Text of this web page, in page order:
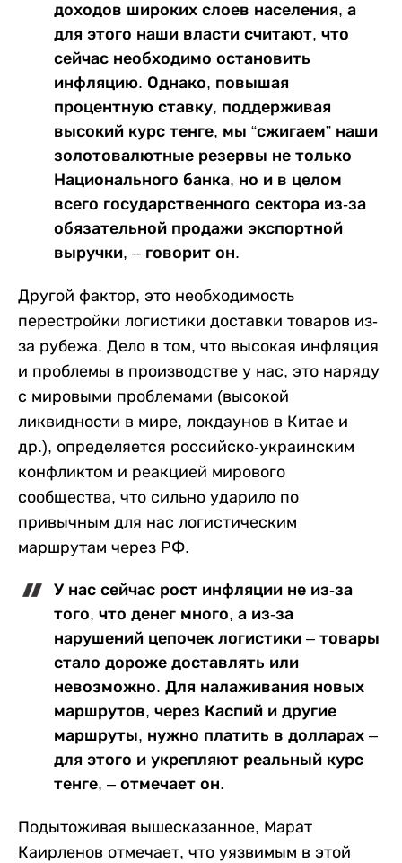
доходов широких слоев населения, а
для этого наши власти считают, что
сейчас необходимо остановить
инфляцию. Однако, повышая
процентную ставку, поддерживая
высокий курс тенге, мы “сжигаем” наши
золотовалютные резервы не только
Национального банка, но и в целом
всего государственного сектора из-за
обязательной продажи экспортной
выручки, – говорит он.
Другой фактор, это необходимость
перестройки логистики доставки товаров из-
за рубежа. Дело в том, что высокая инфляция
и проблемы в производстве у нас, это наряду
с мировыми проблемами (высокой
ликвидности в мире, локдаунов в Китае и
др.), определяется российско-украинским
конфликтом и реакцией мирового
сообщества, что сильно ударило по
привычным для нас логистическим
маршрутам через РФ.
У нас сейчас рост инфляции не из-за
того, что денег много, а из-за
нарушений цепочек логистики – товары
стало дороже доставлять или
невозможно. Для налаживания новых
маршрутов, через Каспий и другие
маршруты, нужно платить в долларах –
для этого и укрепляют реальный курс
тенге, – отмечает он.
Подытоживая вышесказанное, Марат
Каирленов отмечает, что уязвимым в этой